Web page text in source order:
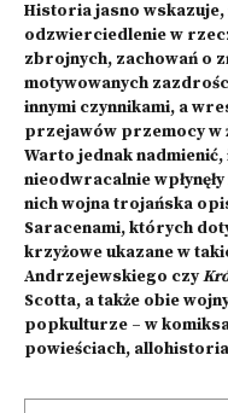
Historia jasno wskazuje,
odzwierciedlenie w
zbrojnych, zachowań o
motywowanych
innymi czynnikami, a
przejawów przemocy w
Warto jednak
nieodwracalnie
nich wojna trojańska
Saracenami, których
krzyżowe ukazane w
Andrzejewskiego czy
Scotta, a także obie
popkulturze – w
powieściach,